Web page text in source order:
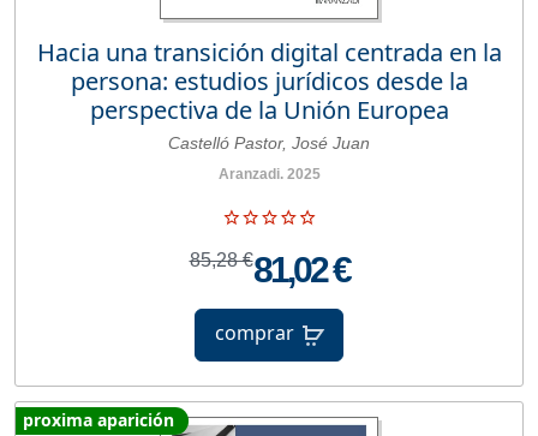
Hacia una transición digital centrada en la
persona: estudios jurídicos desde la
perspectiva de la Unión Europea
Castelló Pastor, José Juan
Aranzadi. 2025
85,28 €81,02 €
comprar
proxima aparición